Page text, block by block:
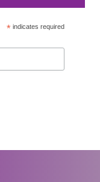
*indicates required